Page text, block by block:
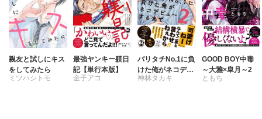
親友と試しにキス
をしてみたら
ミツハシトモ
最強ヤンキー躾日
記【単行本版】
金子アコ
バリタチNo.1に負
けた俺がネコデビ
ューするまで【単
神林タカキ
GOOD BOY中毒
～大雅×皐月～2
ともち